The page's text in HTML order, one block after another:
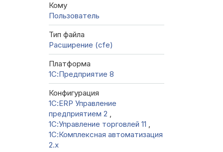
Кому
Пользователь
Тип файла
Расширение (cfe)
Платформа
1С:Предприятие 8
Конфигурация
1С:ERP Управление
предприятием 2 ,
1С:Управление торговлей 11 ,
1С:Комплексная автоматизация
2.х